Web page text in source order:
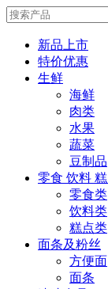
新品上市
特价优惠
生鲜
海鲜
肉类
水果
蔬菜
豆制品
零食 饮料
零食类
饮料类
糕点类
面条及粉丝
方便面
面条